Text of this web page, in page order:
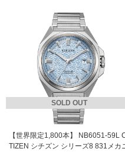
SOLD OUT
【世界限定1,800本】 NB6051-59L
TIZEN シチズン シリーズ8 831メカ